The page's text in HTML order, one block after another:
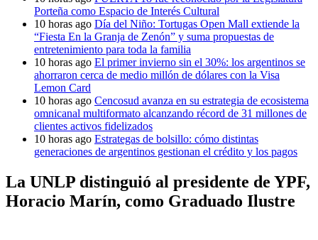
Porteña como Espacio de Interés Cultural
10 horas ago Día del Niño: Tortugas Open Mall extiende la
“Fiesta En la Granja de Zenón” y suma propuestas de
entretenimiento para toda la familia
10 horas ago El primer invierno sin el 30%: los argentinos se
ahorraron cerca de medio millón de dólares con la Visa
Lemon Card
10 horas ago Cencosud avanza en su estrategia de ecosistema
omnicanal multiformato alcanzando récord de 31 millones de
clientes activos fidelizados
10 horas ago Estrategas de bolsillo: cómo distintas
generaciones de argentinos gestionan el crédito y los pagos
La UNLP distinguió al presidente de YPF,
Horacio Marín, como Graduado Ilustre